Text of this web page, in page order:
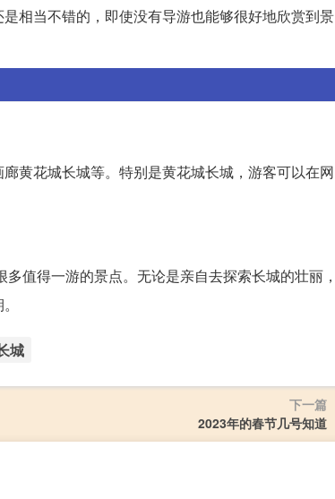
相当不错的，即使没有导游也能够很好地欣赏到景
黄花城长城等。特别是黄花城长城，游客可以在网
值得一游的景点。无论是亲自去探索长城的壮丽，
城
下一篇
2023年的春节几号知道